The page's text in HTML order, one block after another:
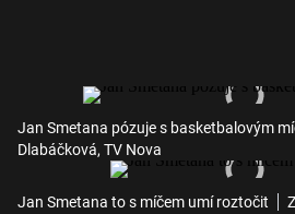
Jan Smetana pózuje s basketbalovým
Dlabáčková, TV Nova
Jan Smetana to s míčem umí roztočit